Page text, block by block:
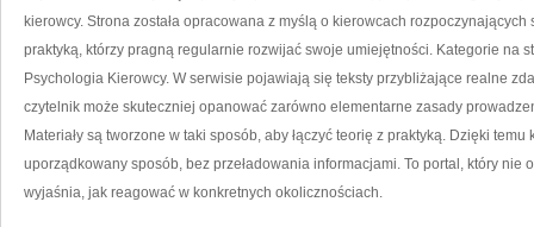
kierowcy. Strona została opracowana z myślą o kierowcach
praktyką, którzy pragną regularnie rozwijać swoje umiejętności. Kategorie na
Psychologia Kierowcy. W serwisie pojawiają się teksty przybliżające realne
czytelnik może skuteczniej opanować zarówno elementarne zasady
Materiały są tworzone w taki sposób, aby łączyć teorię z praktyką. Dzięki
uporządkowany sposób, bez przeładowania informacjami. To portal, który nie
wyjaśnia, jak reagować w konkretnych okolicznościach.